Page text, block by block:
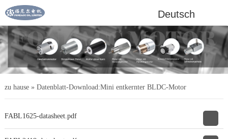
Deutsch
zu hause» Datenblatt-Download:Mini entkernter BLDC-Motor
FABL1625-datasheet.pdf